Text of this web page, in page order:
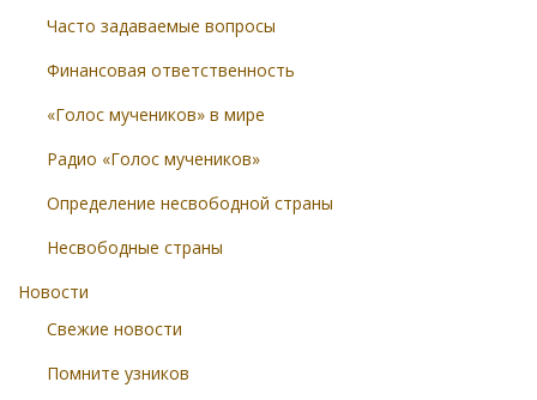
Часто задаваемые вопросы
Финансовая ответственность
«Голос мучеников» в мире
Радио «Голос мучеников»
Определение несвободной страны
Несвободные страны
Новости
Свежие новости
Помните узников